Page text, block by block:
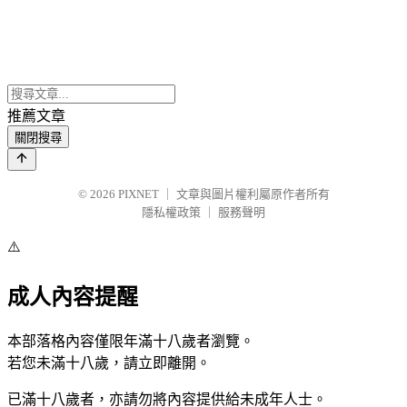
推薦文章
關閉搜尋
© 2026 PIXNET
文章與圖片權利屬原作者所有
隱私權政策
服務聲明
⚠️
成人內容提醒
本部落格內容僅限年滿十八歲者瀏覽。
若您未滿十八歲，請立即離開。
已滿十八歲者，亦請勿將內容提供給未成年人士。